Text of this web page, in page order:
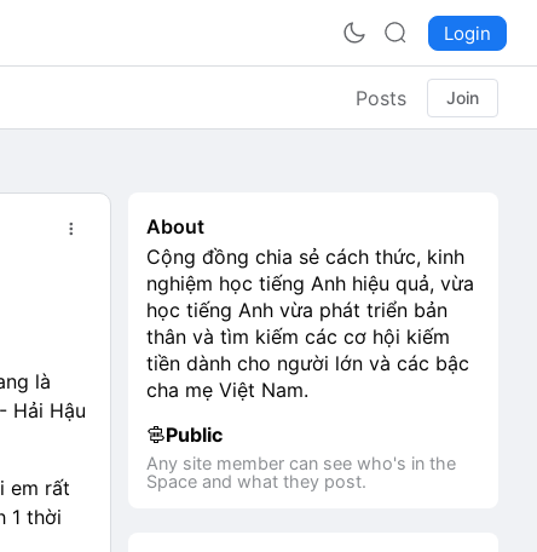
Login
Posts Join
là
Hải Hậu
em rất
1 thời
About
Cộng đồng chia sẻ cách thức, kinh
nghiệm học tiếng Anh hiệu quả, vừa
học tiếng Anh vừa phát triển bản
thân và tìm kiếm các cơ hội kiếm
tiền dành cho người lớn và các bậc
cha mẹ Việt Nam.
Public
Any site member can see who's in the
Space and what they post.